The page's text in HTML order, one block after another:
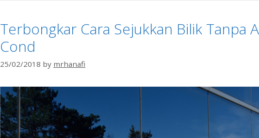
Terbongkar Cara Sejukkan Bilik Tanpa
Cond
25/02/2018 by mrhanafi